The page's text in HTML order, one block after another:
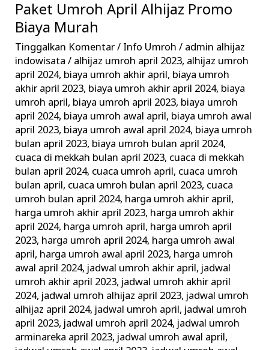
Paket Umroh April Alhijaz Promo
Biaya Murah
Tinggalkan Komentar/ Info Umroh / admin alhijaz
indowisata/ alhijaz umroh april 2023, alhijaz umroh
april 2024, biaya umroh akhir april, biaya umroh
akhir april 2023, biaya umroh akhir april 2024, biaya
umroh april, biaya umroh april 2023, biaya umroh
april 2024, biaya umroh awal april, biaya umroh awal
april 2023, biaya umroh awal april 2024, biaya umroh
bulan april 2023, biaya umroh bulan april 2024,
cuaca di mekkah bulan april 2023, cuaca di mekkah
bulan april 2024, cuaca umroh april, cuaca umroh
bulan april, cuaca umroh bulan april 2023, cuaca
umroh bulan april 2024, harga umroh akhir april,
harga umroh akhir april 2023, harga umroh akhir
april 2024, harga umroh april, harga umroh april
2023, harga umroh april 2024, harga umroh awal
april, harga umroh awal april 2023, harga umroh
awal april 2024, jadwal umroh akhir april, jadwal
umroh akhir april 2023, jadwal umroh akhir april
2024, jadwal umroh alhijaz april 2023, jadwal umroh
alhijaz april 2024, jadwal umroh april, jadwal umroh
april 2023, jadwal umroh april 2024, jadwal umroh
arminareka april 2023, jadwal umroh awal april,
Paket
Umroh
April
Alhijaz
Promo
Biaya
Murah